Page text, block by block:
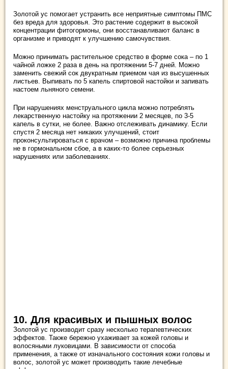
Золотой ус помогает устранить все неприятные симптомы ПМС
без вреда для здоровья. Это растение содержит в высокой
концентрации фитогормоны, они восстанавливают баланс в
организме и приводят к улучшению самочувствия.
Можно принимать растительное средство в форме сока – по 1
чайной ложке 2 раза в день на протяжении 5-7 дней. Можно
заменить свежий сок двукратным приемом чая из высушенных
листьев. Выпивать по 5 капель спиртовой настойки и запивать
настоем льняного семени.
При нарушениях менструального цикла можно потреблять
лекарственную настойку на протяжении 2 месяцев, по 3-5
капель в сутки, не более. Важно отслеживать динамику. Если
спустя 2 месяца нет никаких улучшений, стоит
проконсультироваться с врачом – возможно причина проблемы
не в гормональном сбое, а в каких-то более серьезных
нарушениях или заболеваниях.
10. Для красивых и пышных волос
Золотой ус производит сразу несколько терапевтических
эффектов. Также бережно ухаживает за кожей головы и
волосяными луковицами. В зависимости от способа
применения, а также от изначального состояния кожи головы и
волос, золотой ус может производить такие лечебные